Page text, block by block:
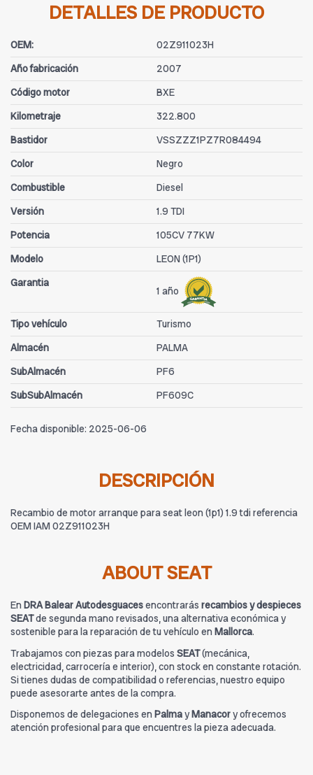
DETALLES DE PRODUCTO
OEM:
02Z911023H
Año fabricación
2007
Código motor
BXE
Kilometraje
322.800
Bastidor
VSSZZZ1PZ7R084494
Color
Negro
Combustible
Diesel
Versión
1.9 TDI
Potencia
105CV 77KW
Modelo
LEON (1P1)
Garantia
1 año
Tipo vehículo
Turismo
Almacén
PALMA
SubAlmacén
PF6
SubSubAlmacén
PF609C
Fecha disponible: 2025-06-06
DESCRIPCIÓN
Recambio de motor arranque para seat leon (1p1) 1.9 tdi referencia
OEM IAM 02Z911023H
ABOUT SEAT
En DRA Balear Autodesguacesencontrarás recambios y despieces
SEATde segunda mano revisados, una alternativa económica y
sostenible para la reparación de tu vehículo en Mallorca.
Trabajamos con piezas para modelos SEAT(mecánica,
electricidad, carrocería e interior), con stock en constante rotación.
Si tienes dudas de compatibilidad o referencias, nuestro equipo
puede asesorarte antes de la compra.
Disponemos de delegaciones en PalmayManacory ofrecemos
atención profesional para que encuentres la pieza adecuada.